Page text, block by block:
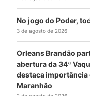
No jogo do Poder,
3 de agosto de 2026
Orleans Brandão
abertura da 34ª
destaca importância
Maranhão